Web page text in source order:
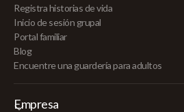
Registra historias de vida
Inicio de sesión grupal
Portal familiar
Blog
Encuentre una guardería para adultos
Empresa